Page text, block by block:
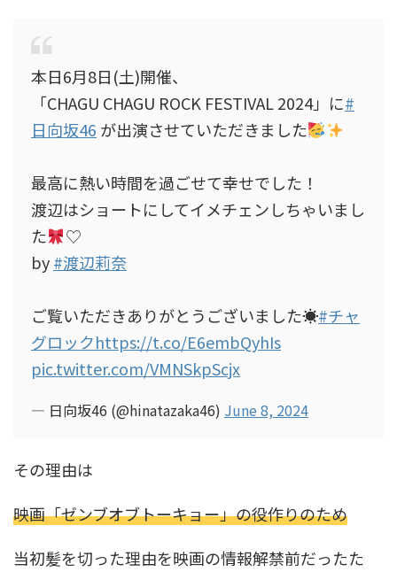
本日6月8日(土)開催、
「CHAGU CHAGU ROCK FESTIVAL 2024」に#
日向坂46 が出演させていただきました
最高に熱い時間を過ごせて幸せでした！
渡辺はショートにしてイメチェンしちゃいまし
た
♡
by#渡辺莉奈
ご覧いただきありがとうございました☀#チャ
グロックhttps://t.co/E6embQyhIs
pic.twitter.com/VMNSkpScjx
— 日向坂46 (@hinatazaka46) June 8, 2024
その理由は
映画「ゼンブオブトーキョー」の役作りのため
当初髪を切った理由を映画の情報解禁前だったた